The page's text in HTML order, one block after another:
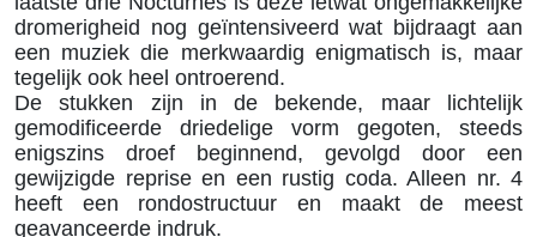
dromerigheid nog geïntensiveerd wat bijdraagt aan
een muziek die merkwaardig enigmatisch is, maar
tegelijk ook heel ontroerend.
De stukken zijn in de bekende, maar lichtelijk
gemodificeerde driedelige vorm gegoten, steeds
enigszins droef beginnend, gevolgd door een
gewijzigde reprise en een rustig coda. Alleen nr. 4
heeft een rondostructuur en maakt de meest
geavanceerde indruk.